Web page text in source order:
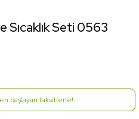
Seti 0563
başlayan taksitlerle!